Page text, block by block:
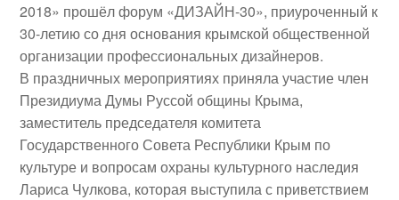
2018» прошёл форум «ДИЗАЙН-30», приуроченный к
30-летию со дня основания крымской общественной
организации профессиональных дизайнеров.
В праздничных мероприятиях приняла участие член
Президиума Думы Руссой общины Крыма,
заместитель председателя комитета
Государственного Совета Республики Крым по
культуре и вопросам охраны культурного наследия
Лариса Чулкова, которая выступила с приветствием